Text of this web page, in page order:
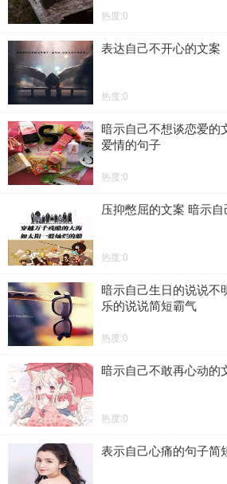
热度:0
表达自己不开心的文案
热度:0
暗示自己不想谈恋爱的
爱情的句子
热度:0
压抑憋屈的文案 暗示
热度:0
暗示自己生日的说说不
乐的说说简短霸气
热度:0
暗示自己不敢再心动的
热度:0
表示自己心痛的句子简